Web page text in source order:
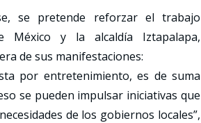
se pretende reforzar el trabajo
México y la alcaldía Iztapalapa,
de sus manifestaciones:
por entretenimiento, es de suma
se pueden impulsar iniciativas que
de los gobiernos locales”,